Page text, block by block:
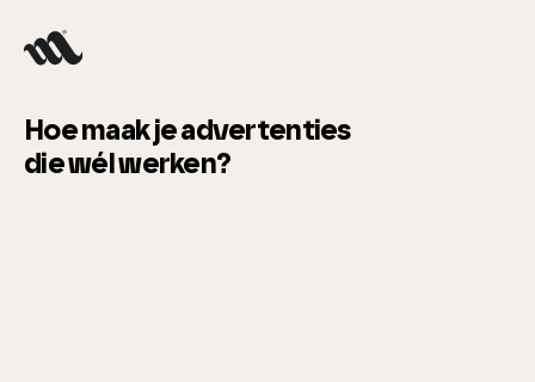
Hoe maak je advertenties
die wél werken?